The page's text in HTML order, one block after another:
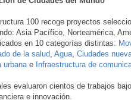
100 recoge proyectos
Asia Pacífico, Norteamérica,
en 10 categorías distintas:
de la salud Agua Ciudades
urbana e Infraestructura de
evaluaron cientos de trabajos
e innovación.